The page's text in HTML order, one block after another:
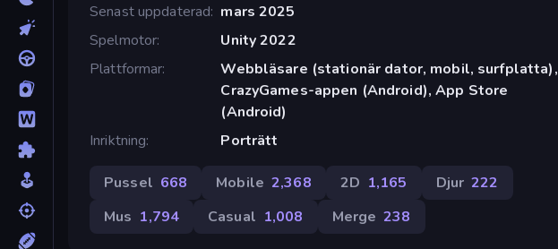
Senast uppdaterad mars 2025
Spelmotor
Unity 2022
Plattformar
Webbläsare (stationär dator, mobil, surfplatta),
CrazyGames-appen (Android), App Store
(Android)
Inriktning
Porträtt
Pussel 668 Mobile 2,368 2D 1,165 Djur 222
Mus 1,794 Casual 1,008 Merge 238